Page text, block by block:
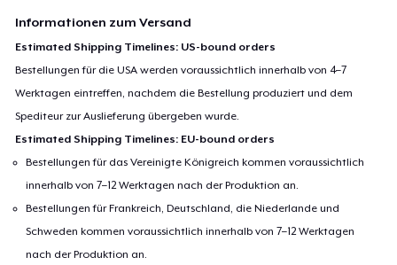
Informationen zum Versand
Estimated Shipping Timelines: US-bound orders
Bestellungen für die USA werden voraussichtlich innerhalb von 4–7
Werktagen eintreffen, nachdem die Bestellung produziert und dem
Spediteur zur Auslieferung übergeben wurde.
Estimated Shipping Timelines: EU-bound orders
Bestellungen für das Vereinigte Königreich kommen voraussichtlich
innerhalb von 7–12 Werktagen nach der Produktion an.
Bestellungen für Frankreich, Deutschland, die Niederlande und
Schweden kommen voraussichtlich innerhalb von 7–12 Werktagen
nach der Produktion an.